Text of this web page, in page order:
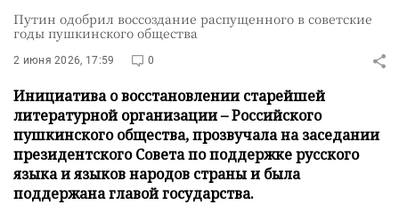
Путин одобрил воссоздание распущенного в советские
годы пушкинского общества
2 июня 2026, 17:59 0
Инициатива о восстановлении старейшей
литературной организации – Российского
пушкинского общества, прозвучала на заседании
президентского Совета по поддержке русского
языка и языков народов страны и была
поддержана главой государства.